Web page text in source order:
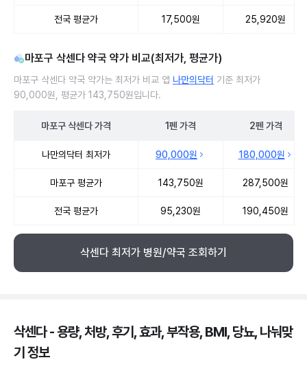
전국 평균가 17,500원 25,920원
마포구 삭센다 약국 약가 비교(최저가, 평균가)
마포구 삭센다 약국 약가는 최저가 비교 앱 나만의닥터 기준 최저가
90,000원, 평균가 143,750원입니다.
마포구 삭센다가격 1펜 가격 2펜 가격
나만의닥터 최저가 90,000원 180,000원
마포구 평균가 143,750원 287,500원
전국 평균가 95,230원 190,450원
삭센다 최저가 병원/약국 조회하기
삭센다 - 용량, 처방, 후기, 효과, 부작용, BMI, 당뇨, 나눠맞
기 정보